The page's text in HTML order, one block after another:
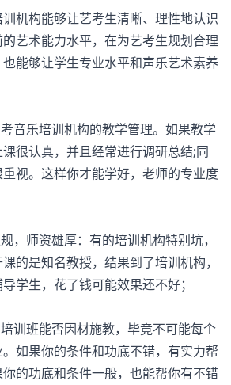
构能够让艺考生清晰、理性地认识
艺术能力水平，在为艺考生规划合理
能够让学生专业水平和声乐艺术素养
音乐培训机构的教学管理。如果教学
很认真，并且经常进行调研总结;同
视。这样你才能学好，老师的专业度
师资雄厚：有的培训机构特别坑，
的是知名教授，结果到了培训机构，
学生，花了钱可能效果还不好；
班能否因材施教，毕竟不可能每个
如果你的条件和功底不错，有实力帮
的功底和条件一般，也能帮你有不错